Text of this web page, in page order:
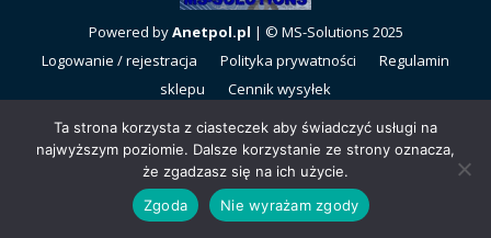
Powered byAnetpol.pl | © MS-Solutions 2025
Logowanie / rejestracja
Polityka prywatności
Regulamin
sklepu
Cennik wysyłek
Ta strona korzysta z ciasteczek aby świadczyć usługi na
najwyższym poziomie. Dalsze korzystanie ze strony oznacza,
że zgadzasz się na ich użycie.
Zgoda
Nie wyrażam zgody